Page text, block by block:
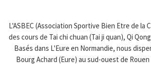
L'ASBEC (Association Sportive Bien Etre de la
des cours de Tai chi chuan (Tai ji quan), Qi
Basés dans L'Eure en Normandie, nous
Bourg Achard (Eure) au sud-ouest de